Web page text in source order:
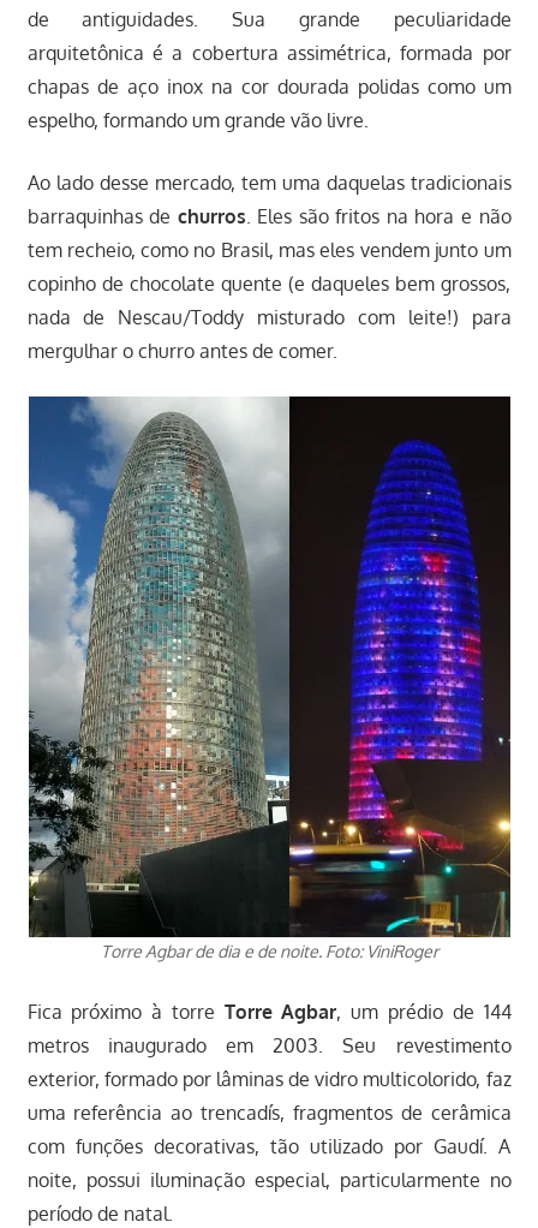
de antiguidades. Sua grande peculiaridade
arquitetônica é a cobertura assimétrica, formada por
chapas de aço inox na cor dourada polidas como um
espelho, formando um grande vão livre.
Ao lado desse mercado, tem uma daquelas tradicionais
barraquinhas de churros. Eles são fritos na hora e não
tem recheio, como no Brasil, mas eles vendem junto um
copinho de chocolate quente (e daqueles bem grossos,
nada de Nescau/Toddy misturado com leite!) para
mergulhar o churro antes de comer.
Torre Agbar de dia e de noite. Foto: ViniRoger
Fica próximo à torre Torre Agbar, um prédio de 144
metros inaugurado em 2003. Seu revestimento
exterior, formado por lâminas de vidro multicolorido, faz
uma referência ao trencadís, fragmentos de cerâmica
com funções decorativas, tão utilizado por Gaudí. A
noite, possui iluminação especial, particularmente no
período de natal.